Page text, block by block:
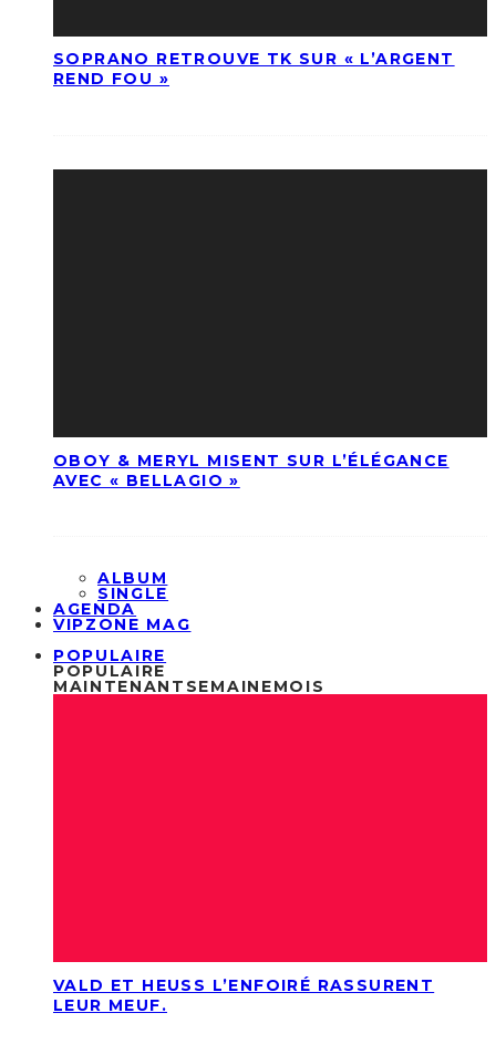
SOPRANO RETROUVE TK SUR « L’ARGENT
REND FOU »
OBOY & MERYL MISENT SUR L’ÉLÉGANCE
AVEC « BELLAGIO »
ALBUM
SINGLE
AGENDA
VIPZONE MAG
POPULAIRE
POPULAIRE
MAINTENANT SEMAINEMOIS
VALD ET HEUSS L’ENFOIRÉ RASSURENT
LEUR MEUF.